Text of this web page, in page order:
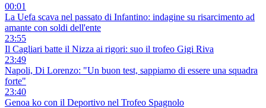
00:01
La Uefa scava nel passato di Infantino: indagine su risarcimento ad
amante con soldi dell'ente
23:55
Il Cagliari batte il Nizza ai rigori: suo il trofeo Gigi Riva
23:49
Napoli, Di Lorenzo: "Un buon test, sappiamo di essere una squadra
forte"
23:40
Genoa ko con il Deportivo nel Trofeo Spagnolo